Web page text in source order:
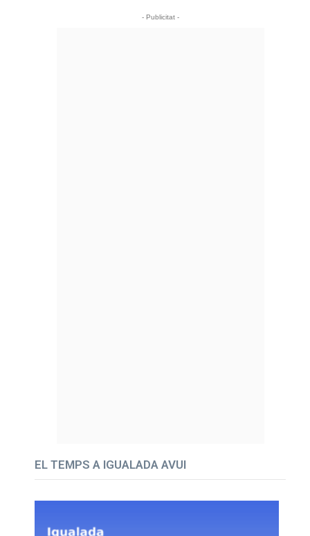
- Publicitat -
EL TEMPS A IGUALADA AVUI